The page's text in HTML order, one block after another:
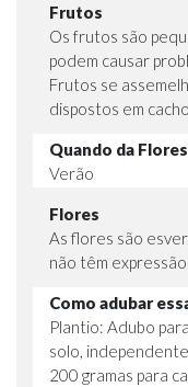
Frutos
Os frutos são
podem causar
Frutos se
dispostos em
Quando da
Verão
Flores
As flores são
não têm
Como adubar
Plantio: Adubo
solo,
200 gramas para